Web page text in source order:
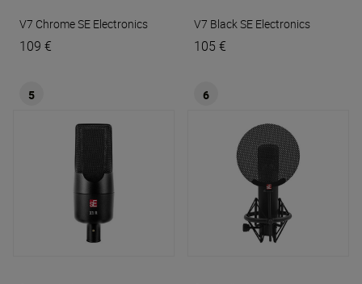
V7 ChromeSE Electronics
109 €
V7 Black SE Electronics
105 €
5 6